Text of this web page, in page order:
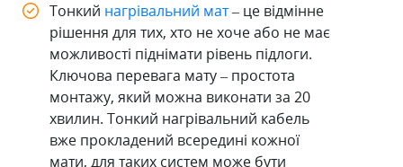
Тонкий нагрівальний мат– це відмінне
рішення для тих, хто не хоче або не має
можливості піднімати рівень підлоги.
Ключова перевага мату – простота
монтажу, який можна виконати за 20
хвилин. Тонкий нагрівальний кабель
вже прокладений всередині кожної
мати, для таких систем може бути